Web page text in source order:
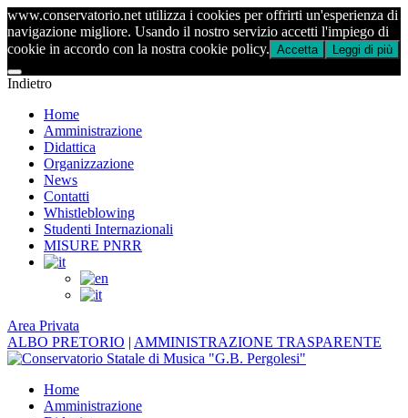
www.conservatorio.net utilizza i cookies per offrirti un'esperienza di
navigazione migliore. Usando il nostro servizio accetti l'impiego di
cookie in accordo con la nostra cookie policy. Accetta Leggi di più
Indietro
Home
Amministrazione
Didattica
Organizzazione
News
Contatti
Whistleblowing
Studenti Internazionali
MISURE PNRR
Area Privata
ALBO PRETORIO | AMMINISTRAZIONE TRASPARENTE
Home
Amministrazione